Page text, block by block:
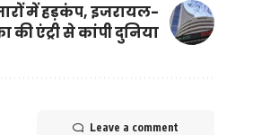
में हड़कंप, इजरायल-
की एंट्री से कांपी दुनिया
Leave a comment